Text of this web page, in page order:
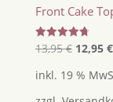
Front Cake
Bewertet
mit
von 5
13,95€
war:
12,95 €
inkl. 19 %